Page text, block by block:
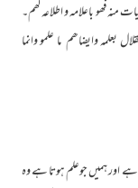
منہ فھو باعلامہ و اطلاعہ لھم۔
بعلمہ وایضاھم ما علمو وانما
ہے اور ہمیں جوعلم ہوتا ہے وہ